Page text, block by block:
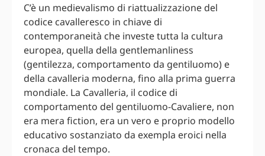
C’è un medievalismo di riattualizzazione del
codice cavalleresco in chiave di
contemporaneità che investe tutta la cultura
europea, quella della gentlemanliness
(gentilezza, comportamento da gentiluomo) e
della cavalleria moderna, fino alla prima guerra
mondiale. La Cavalleria, il codice di
comportamento del gentiluomo-Cavaliere, non
era mera fiction, era un vero e proprio modello
educativo sostanziato da exempla eroici nella
cronaca del tempo.